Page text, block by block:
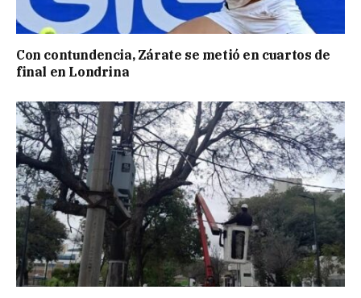
Con contundencia, Zárate se metió en cuartos de
final en Londrina